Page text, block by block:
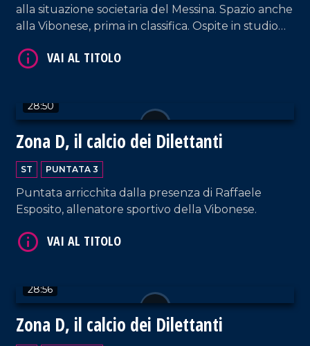
alla situazione societaria del Messina. Spazio anche
alla Vibonese, prima in classifica. Ospite in studio
28:50
Zona D, il calcio dei Dilettanti
ST PUNTATA 3
Puntata arricchita dalla presenza di Raffaele
Esposito, allenatore sportivo della Vibonese.
28:56
Zona D, il calcio dei Dilettanti